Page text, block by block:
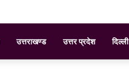
उत्तराखण्ड उत्तर प्रदेश दिल्ली